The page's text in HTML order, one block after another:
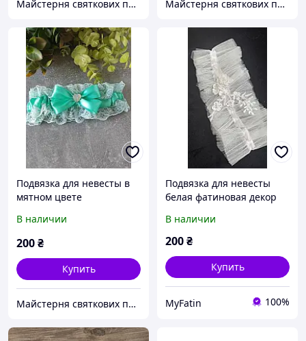
Майстерня святкових прикрас Майстерня святкових прикрас
Подвязка для невесты в
мятном цвете
В наличии
200₴
Купить
Майстерня святкових прикрас
Подвязка для невесты
белая фатиновая декор
стразами
В наличии
200₴
Купить
MyFatin 100%